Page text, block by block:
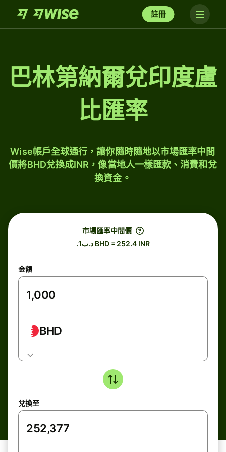
註冊
巴林第納爾兌印度盧
比匯率
Wise帳戶全球通行，讓你隨時隨地以市場匯率中間
價將BHD兌換成INR，像當地人一樣匯款、消費和兌
換資金。
市場匯率中間價
.د.ب1 BHD = 252.4 INR
金額
BHD
兌換至